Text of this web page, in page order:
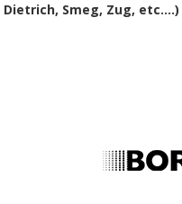
Dietrich, Smeg, Zug, etc....)